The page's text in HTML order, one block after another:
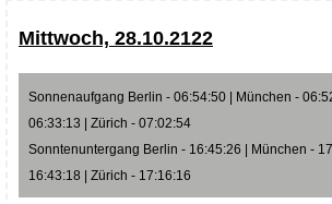
Mittwoch, 28.10.2122
Sonnenaufgang Berlin - 06:54:50 | München -
06:33:13 | Zürich - 07:02:54
Sonntenuntergang Berlin - 16:45:26 | München -
16:43:18 | Zürich - 17:16:16